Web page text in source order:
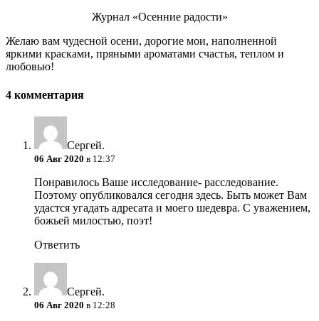
Журнал «Осенние радости»
Желаю вам чудесной осени, дорогие мои, наполненной
яркими красками, пряными ароматами счастья, теплом и
любовью!
4 комментария
Сергей.
06 Авг 2020 в 12:37
Понравилось Ваше исследование- расследование.
Поэтому опубликовался сегодня здесь. Быть может Вам
удастся угадать адресата и моего шедевра. С уважением,
божьей милостью, поэт!
Ответить
Сергей.
06 Авг 2020 в 12:28